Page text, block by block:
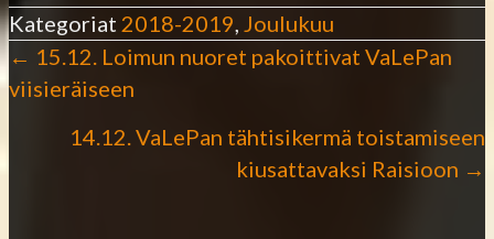
Kategoriat 2018-2019 Joulukuu
P
← 15.12. Loimun nuoret pakoittivat VaLePan
viisieräiseen
14.12. VaLePan tähtisikermä toistamiseen
kiusattavaksi Raisioon →